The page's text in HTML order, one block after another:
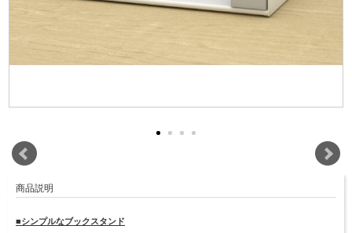
商品説明
■シンプルなブックスタンド